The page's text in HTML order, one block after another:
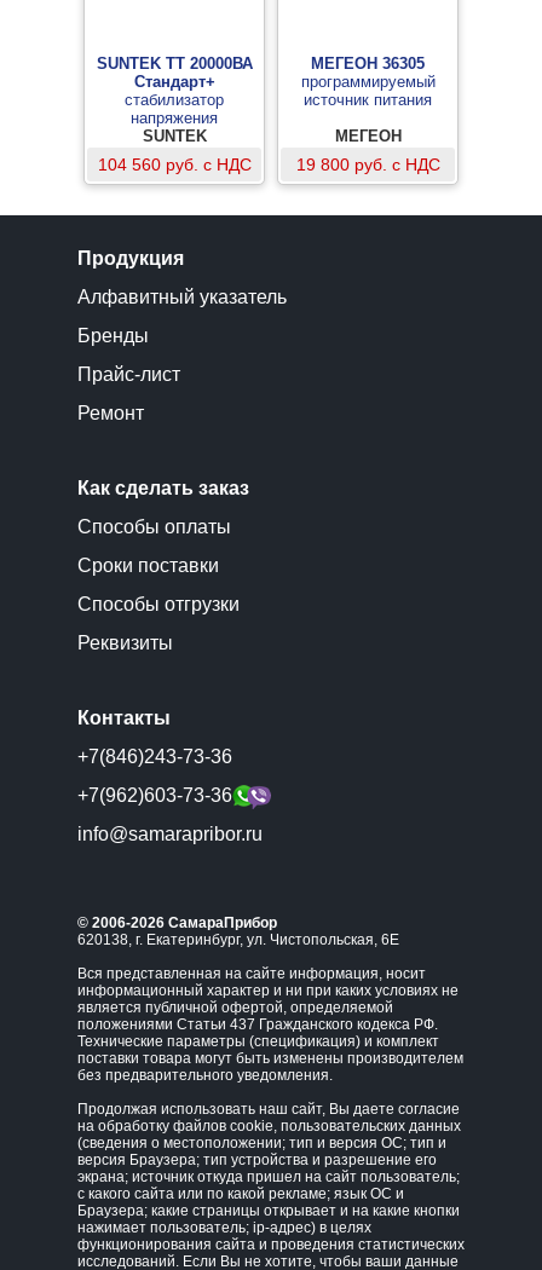
SUNTEK ТТ 20000ВА
Стандарт+
стабилизатор
напряжения
тиристорного типа
(пониженного
напряжения)
SUNTEK
104 560 руб. с НДС
МЕГЕОН 36305
программируемый
источник питания
МЕГЕОН
19 800 руб. с НДС
Продукция
Алфавитный указатель
Бренды
Прайс-лист
Ремонт
Как сделать заказ
Способы оплаты
Сроки поставки
Способы отгрузки
Реквизиты
Контакты
+7(846)243-73-36
+7(962)603-73-36
info@samarapribor.ru
© 2006-2026 СамараПрибор
620138, г. Екатеринбург, ул. Чистопольская, 6Е
Вся представленная на сайте информация, носит
информационный характер и ни при каких условиях не
является публичной офертой, определяемой
положениями Статьи 437 Гражданского кодекса РФ.
Технические параметры (спецификация) и комплект
поставки товара могут быть изменены производителем
без предварительного уведомления.
Продолжая использовать наш сайт, Вы даете согласие
на обработку файлов cookie, пользовательских данных
(сведения о местоположении; тип и версия ОС; тип и
версия Браузера; тип устройства и разрешение его
экрана; источник откуда пришел на сайт пользователь;
с какого сайта или по какой рекламе; язык ОС и
Браузера; какие страницы открывает и на какие кнопки
нажимает пользователь; ip-адрес) в целях
функционирования сайта и проведения статистических
исследований. Если Вы не хотите, чтобы ваши данные